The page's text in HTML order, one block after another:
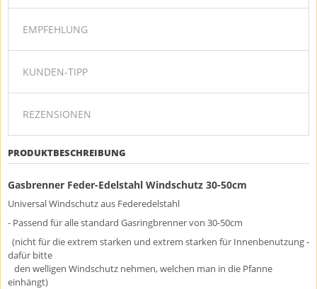
EMPFEHLUNG
KUNDEN-TIPP
REZENSIONEN
PRODUKTBESCHREIBUNG
Gasbrenner Feder-Edelstahl Windschutz 30-50cm
Universal Windschutz aus Federedelstahl
- Passend für alle standard Gasringbrenner von 30-50cm
(nicht für die extrem starken und extrem starken für Innenbenutzung -
dafür bitte
den welligen Windschutz nehmen, welchen man in die Pfanne
einhängt)